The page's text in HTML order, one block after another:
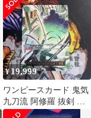
¥19,999
ワンピースカード 鬼気
九刀流 阿修羅 抜剣 亡
者戯 R 箔押し パラレル